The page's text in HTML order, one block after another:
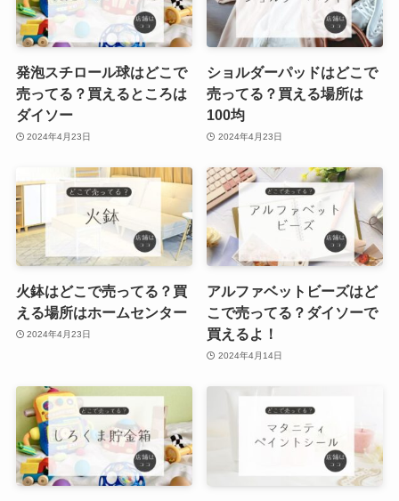
発泡スチロール球はどこで
売ってる？買えるところは
ダイソー
2024年4月23日
ショルダーパッドはどこで
売ってる？買える場所は
100均
2024年4月23日
火鉢はどこで売ってる？買
える場所はホームセンター
2024年4月23日
アルファベットビーズはど
こで売ってる？ダイソーで
買えるよ！
2024年4月14日